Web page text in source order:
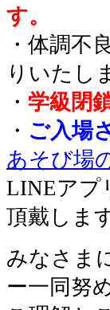
す。
・体調不
りいたし
・ 学級閉
・ ご入場
あそび場
LINEアプ
頂戴しま
みなさま
ー一同努